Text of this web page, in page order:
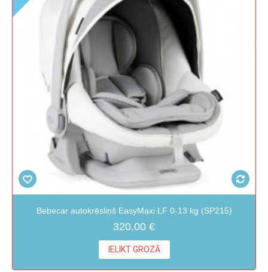
Bebecar autokrēsliņš EasyMaxi LF 0-13 kg (SP215)
320,00 €
IELIKT GROZĀ